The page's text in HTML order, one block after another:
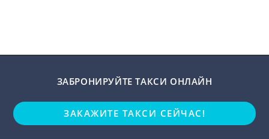
ЗАБРОНИРУЙТЕ ТАКСИ ОНЛАЙН
ЗАКАЖИТЕ ТАКСИ СЕЙЧАС!